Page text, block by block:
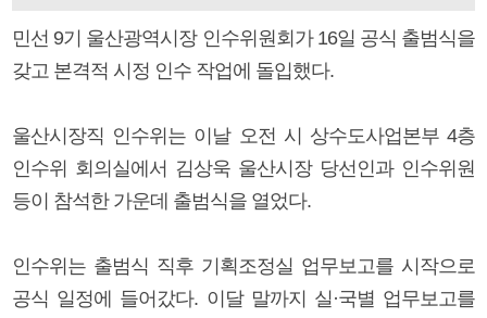
민선 9기 울산광역시장 인수위원회가 16일 공식 출범식을
갖고 본격적 시정 인수 작업에 돌입했다.
울산시장직 인수위는 이날 오전 시 상수도사업본부 4층
인수위 회의실에서 김상욱 울산시장 당선인과 인수위원
등이 참석한 가운데 출범식을 열었다.
인수위는 출범식 직후 기획조정실 업무보고를 시작으로
공식 일정에 들어갔다. 이달 말까지 실·국별 업무보고를